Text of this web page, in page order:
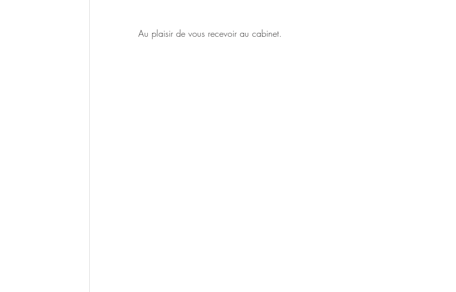
Au plaisir de vous recevoir au cabinet.